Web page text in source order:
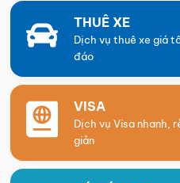
THUÊ XE
Dịch vụ thuê xe giá
đáo
VISA
Dịch vụ Visa nhanh,
giản